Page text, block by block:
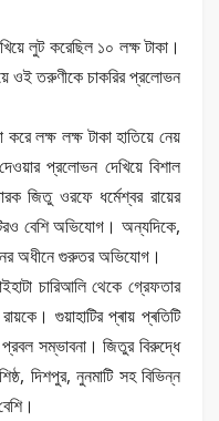
লুট করেছিল ১০ লক্ষ টাকা।
ওই তরুণীকে চাকরির প্রলোভন
করে লক্ষ লক্ষ টাকা হাতিয়ে নেয়
প্রলোভন দেখিয়ে বিশাল
জিতু ওরফে ধর্মেশ্বর রায়ের
বেশি অভিযোগ। অন্যদিকে,
অধীনে গুরুতর অভিযোগ।
চারিআলি থেকে গ্রেফতার
​গুয়াহাটির প্ৰায় প্ৰতিটি
সম্ভাবনা। জিতুর বিরুদ্ধে
দিশপুর, নুনমাটি সহ বিভিন্ন